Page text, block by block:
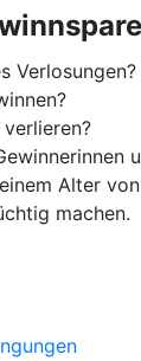
Verlosungen?
Alter
machen.